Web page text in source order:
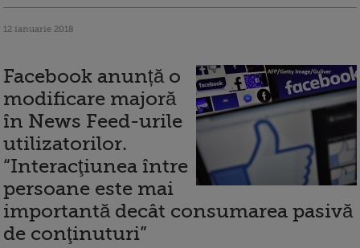
12 ianuarie 2018
Facebook anunță o
modificare majoră
în News Feed-urile
utilizatorilor.
“Interacţiunea între
persoane este mai
importantă decât consumarea pasivă
de conţinuturi”